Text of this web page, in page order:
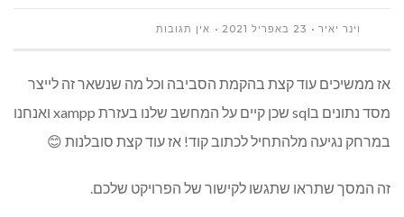
וינר יאיר 23 באפריל 2021 אין תגובות
אז ממשיכים עוד קצת בהקמת הסביבה וכל מה שנשאר זה לייצר
מסד נתונים בsql שכן קיים על המחשב שלנו בעזרת xampp ואנחנו
במרחק נגיעה מלהתחיל לכתוב קוד! אז עוד קצת סובלנות 😊
זה המסך שתראו שתגשו לקישור של הפרויקט שלכם.